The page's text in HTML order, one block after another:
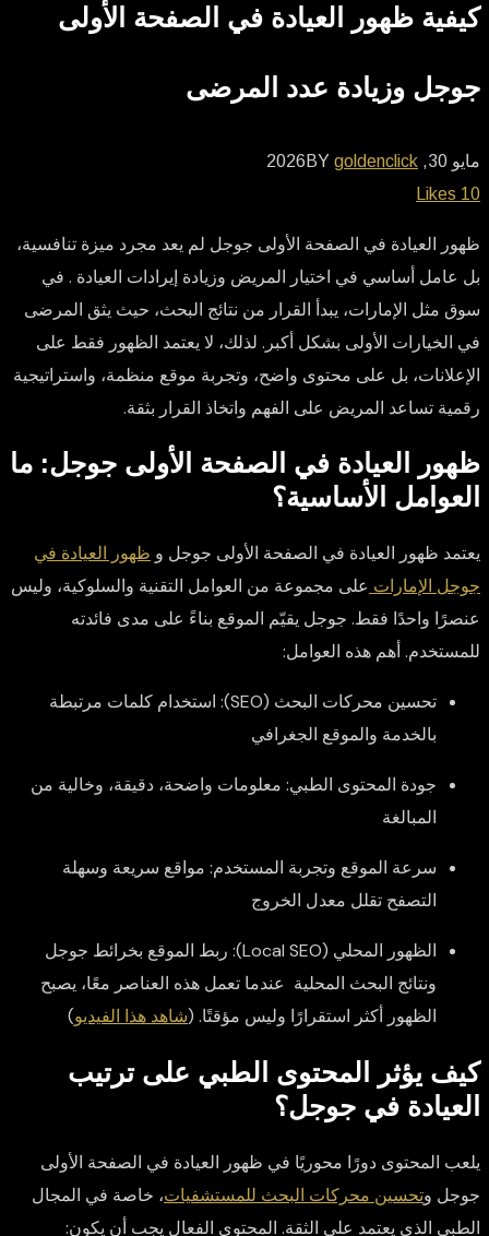
كيفية ظهور العيادة في الصفحة الأولى
جوجل وزيادة عدد المرضى
مايو 30, 2026 BY goldenclick
10
ظهور العيادة في الصفحة الأولى جوجل لم يعد مجرد ميزة تنافسية،
بل عامل أساسي في اختيار المريض وزيادة إيرادات العيادة . في
سوق مثل الإمارات، يبدأ القرار من نتائج البحث، حيث يثق المرضى
في الخيارات الأولى بشكل أكبر. لذلك، لا يعتمد الظهور فقط على
الإعلانات، بل على محتوى واضح، وتجربة موقع منظمة، واستراتيجية
رقمية تساعد المريض على الفهم واتخاذ القرار بثقة.
ظهور العيادة في الصفحة الأولى جوجل: ما
العوامل الأساسية؟
يعتمد ظهور العيادة في الصفحة الأولى جوجل و ظهور العيادة في
جوجل الإمارات على مجموعة من العوامل التقنية والسلوكية، وليس
عنصرًا واحدًا فقط. جوجل يقيّم الموقع بناءً على مدى فائدته
للمستخدم. أهم هذه العوامل:
تحسين محركات البحث (SEO):
استخدام كلمات مرتبطة
بالخدمة والموقع الجغرافي
جودة المحتوى الطبي: معلومات واضحة، دقيقة، وخالية من
المبالغة
سرعة الموقع وتجربة المستخدم: مواقع سريعة وسهلة
التصفح تقلل معدل الخروج
الظهور المحلي (Local SEO):
ربط الموقع بخرائط جوجل
ونتائج البحث المحلية عندما تعمل هذه العناصر معًا، يصبح
الظهور أكثر استقرارًا وليس مؤقتًا. (شاهد هذا الفيديو)
كيف يؤثر المحتوى الطبي على ترتيب
العيادة في جوجل؟
يلعب المحتوى دورًا محوريًا في ظهور العيادة في الصفحة الأولى
جوجل وتحسين محركات البحث للمستشفيات، خاصة في المجال
الطبي الذي يعتمد على الثقة. المحتوى الفعال يجب أن يكون: